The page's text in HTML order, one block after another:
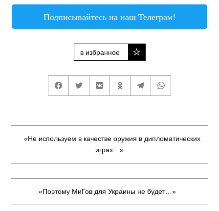
Подписывайтесь на наш Телеграм!
в избранное
«Не используем в качестве оружия в дипломатических
играх…»
«Поэтому МиГов для Украины не будет…»